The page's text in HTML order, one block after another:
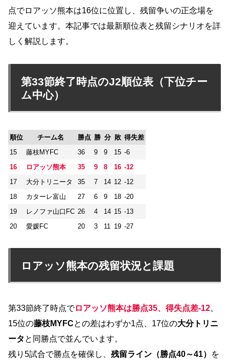
点でロアッソ熊本は16位に位置し、残留争いの正念場を
迎えています。本記事では最新順位表と残留シナリオを詳
しく解説します。
第33節終了時点のJ2順位表（下位チー
ム中心）
順位 チーム名 勝点 勝 分 敗 得失差
15
藤枝MYFC 36 9 9 15 -6
16
ロアッソ熊本 35 9 8 16 -12
17
大分トリニータ 35 7 14 12 -12
18
カターレ富山 27 6 9 18 -20
19
レノファ山口FC 26 4 14 15 -13
20
愛媛FC 20 3 11 19 -27
ロアッソ熊本の残留状況と課題
第33節終了時点でロアッソ熊本は勝点35、得失点差-12。
15位の藤枝MYFCとの差はわずか1点、17位の大分トリニ
ータ と同勝点で並んでいます。
残り5試合で勝点を確保し、 残留ライン（勝点40～41）
を